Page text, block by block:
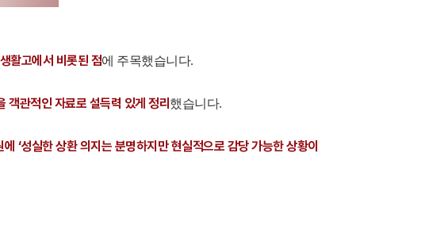
활고에서 비롯된 점에 주목했습니다.
객관적인 자료로 설득력 있게 정리 했습니다.
에 ‘성실한 상환 의지는 분명하지만 현실적으로 감당 가능한 상황이